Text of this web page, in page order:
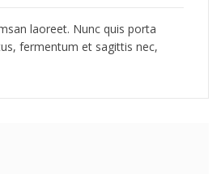
laoreet. Nunc quis porta
fermentum et sagittis nec,